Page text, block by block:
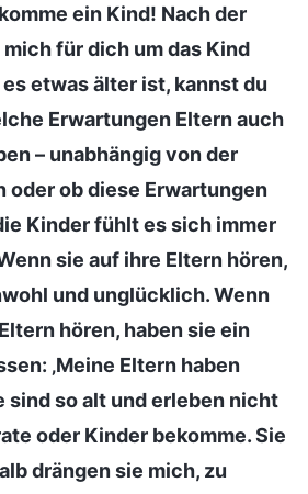
ein Kind! Nach der
für dich um das Kind
etwas älter ist, kannst du
Erwartungen Eltern auch
– unabhängig von der
oder ob diese Erwartungen
Kinder fühlt es sich immer
sie auf ihre Eltern hören,
und unglücklich. Wenn
hören, haben sie ein
‚Meine Eltern haben
sind so alt und erleben nicht
oder Kinder bekomme. Sie
drängen sie mich, zu